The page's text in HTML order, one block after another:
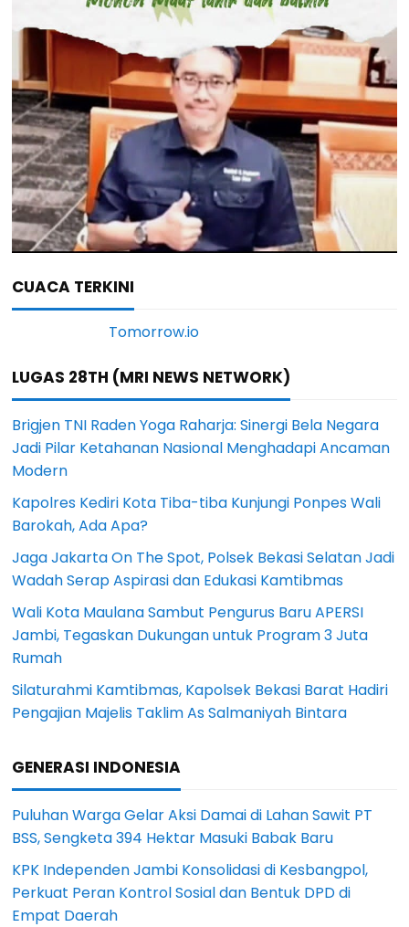
CUACA TERKINI
LUGAS 28TH (MRI NEWS NETWORK)
Brigjen TNI Raden Yoga Raharja: Sinergi Bela Negara
Jadi Pilar Ketahanan Nasional Menghadapi Ancaman
Modern
Kapolres Kediri Kota Tiba-tiba Kunjungi Ponpes Wali
Barokah, Ada Apa?
Jaga Jakarta On The Spot, Polsek Bekasi Selatan Jadi
Wadah Serap Aspirasi dan Edukasi Kamtibmas
Wali Kota Maulana Sambut Pengurus Baru APERSI
Jambi, Tegaskan Dukungan untuk Program 3 Juta
Rumah
Silaturahmi Kamtibmas, Kapolsek Bekasi Barat Hadiri
Pengajian Majelis Taklim As Salmaniyah Bintara
GENERASI INDONESIA
Puluhan Warga Gelar Aksi Damai di Lahan Sawit PT
BSS, Sengketa 394 Hektar Masuki Babak Baru
KPK Independen Jambi Konsolidasi di Kesbangpol,
Perkuat Peran Kontrol Sosial dan Bentuk DPD di
Empat Daerah